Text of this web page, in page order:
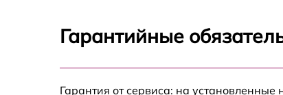
Гарантийные
Гарантия от сервиса: на